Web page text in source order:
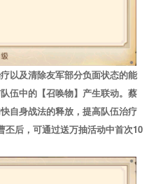
以及清除友军部分负面状态的能
伍中的【召唤物】产生联动。蔡
自身战法的释放，提高队伍治疗
丕后，可通过送万抽活动中首次10